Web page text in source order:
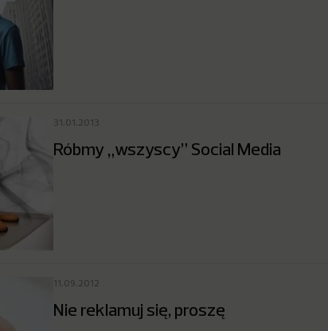
31.01.2013
Róbmy „wszyscy” Social Media
11.09.2012
Nie reklamuj się, proszę